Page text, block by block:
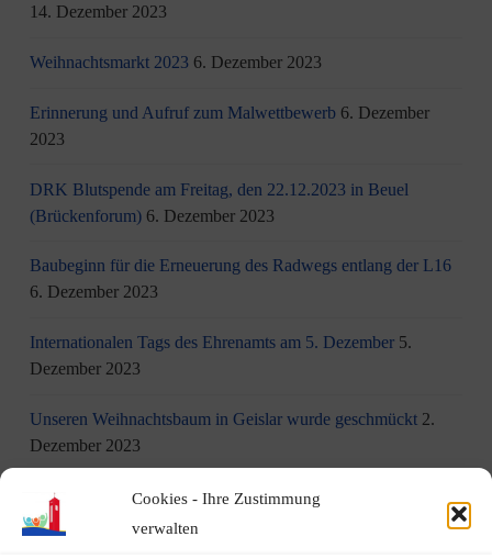
Cookies - Ihre Zustimmung
verwalten
14. Dezember 2023
Weihnachtsmarkt 2023 6. Dezember 2023
Erinnerung und Aufruf zum Malwettbewerb 6. Dezember
2023
DRK Blutspende am Freitag, den 22.12.2023 in Beuel
(Brückenforum) 6. Dezember 2023
Baubeginn für die Erneuerung des Radwegs entlang der L16
6. Dezember 2023
Internationalen Tags des Ehrenamts am 5. Dezember 5.
Dezember 2023
Unseren Weihnachtsbaum in Geislar wurde geschmückt 2.
Dezember 2023
Aktion am 1. Dezember: Kinder schmücken unseren
Weihnachtsbaum in Geislar